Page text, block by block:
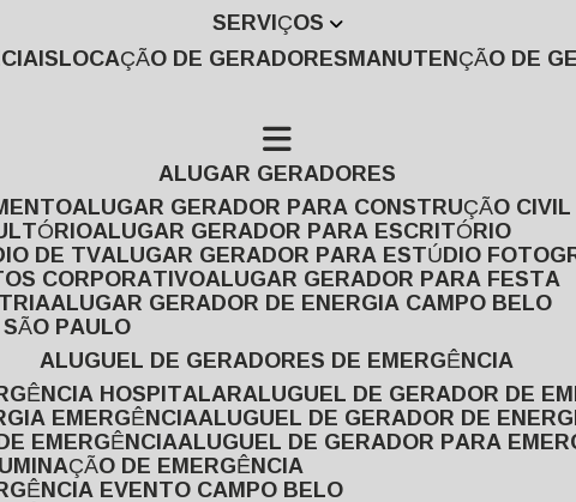
SERVIÇOS
LOCAÇÃO DE GERADORES MANUTENÇÃO DE
ALUGAR GERADORES
ALUGAR GERADOR PARA CONSTRUÇÃO CIVIL
ALUGAR GERADOR PARA ESCRITÓRIO
DE TV ALUGAR GERADOR PARA ESTÚDIO
CORPORATIVO ALUGAR GERADOR PARA FESTA
ALUGAR GERADOR DE ENERGIA CAMPO BELO
PAULO
ALUGUEL DE GERADORES DE EMERGÊNCIA
HOSPITALAR ALUGUEL DE GERADOR DE
EMERGÊNCIA ALUGUEL DE GERADOR DE
EMERGÊNCIA ALUGUEL DE GERADOR PARA
DE EMERGÊNCIA
EVENTO CAMPO BELO